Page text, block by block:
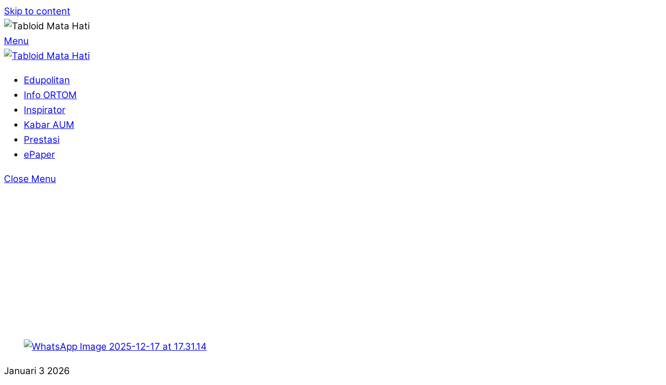
Skip to content
Menu
Edupolitan
Info ORTOM
Inspirator
Kabar AUM
Prestasi
ePaper
Close Menu
Januari 3 2026